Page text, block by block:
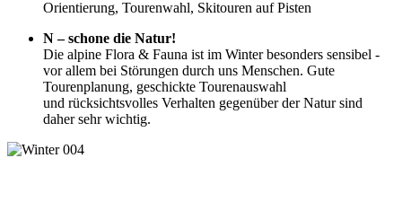
Orientierung, Tourenwahl, Skitouren auf Pisten
N – schone die Natur!
Die alpine Flora & Fauna ist im Winter besonders sensibel -
vor allem bei Störungen durch uns Menschen. Gute
Tourenplanung, geschickte Tourenauswahl
und rücksichtsvolles Verhalten gegenüber der Natur sind
daher sehr wichtig.